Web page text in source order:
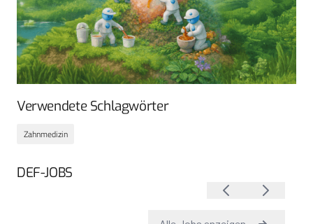
Verwendete Schlagwörter
Zahnmedizin
DEF-JOBS